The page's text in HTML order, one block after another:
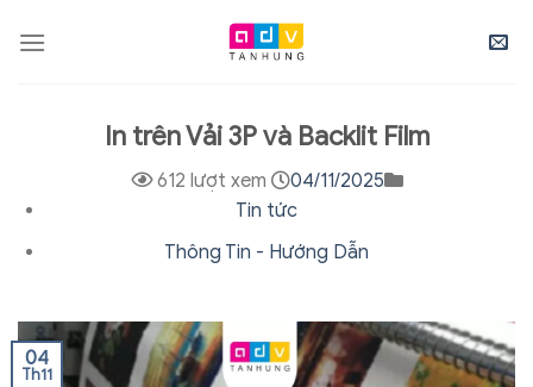
In trên Vải 3P và Backlit Film
612 lượt xem
04/11/2025
Tin tức
Thông Tin - Hướng Dẫn
04
Th11